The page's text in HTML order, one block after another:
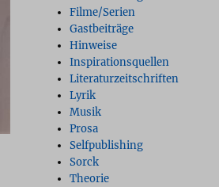
Filme/Serien
Gastbeiträge
Hinweise
Inspirationsquellen
Literaturzeitschriften
Lyrik
Musik
Prosa
Selfpublishing
Sorck
Theorie